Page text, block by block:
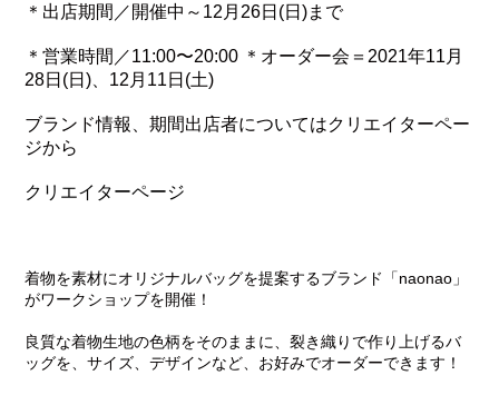
＊出店期間／開催中～12月26日(日)まで
＊営業時間／11:00〜20:00 ＊オーダー会＝2021年11月
28日(日)、12月11日(土)
ブランド情報、期間出店者についてはクリエイターペー
ジから
クリエイターページ
着物を素材にオリジナルバッグを提案するブランド「naonao」
がワークショップを開催！
良質な着物生地の色柄をそのままに、裂き織りで作り上げるバ
ッグを、サイズ、デザインなど、お好みでオーダーできます！